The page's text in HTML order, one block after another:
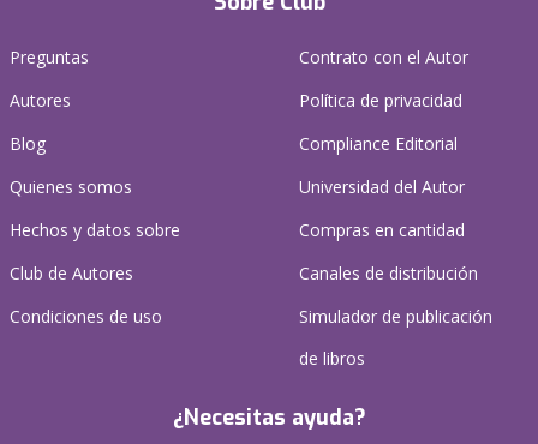
Preguntas
Autores
Blog
Quienes somos
Hechos y datos sobre
Club de Autores
Condiciones de uso
Contrato con el Autor
Política de privacidad
Compliance Editorial
Universidad del Autor
Compras en cantidad
Canales de distribución
Simulador de publicación
de libros
¿Necesitas ayuda?